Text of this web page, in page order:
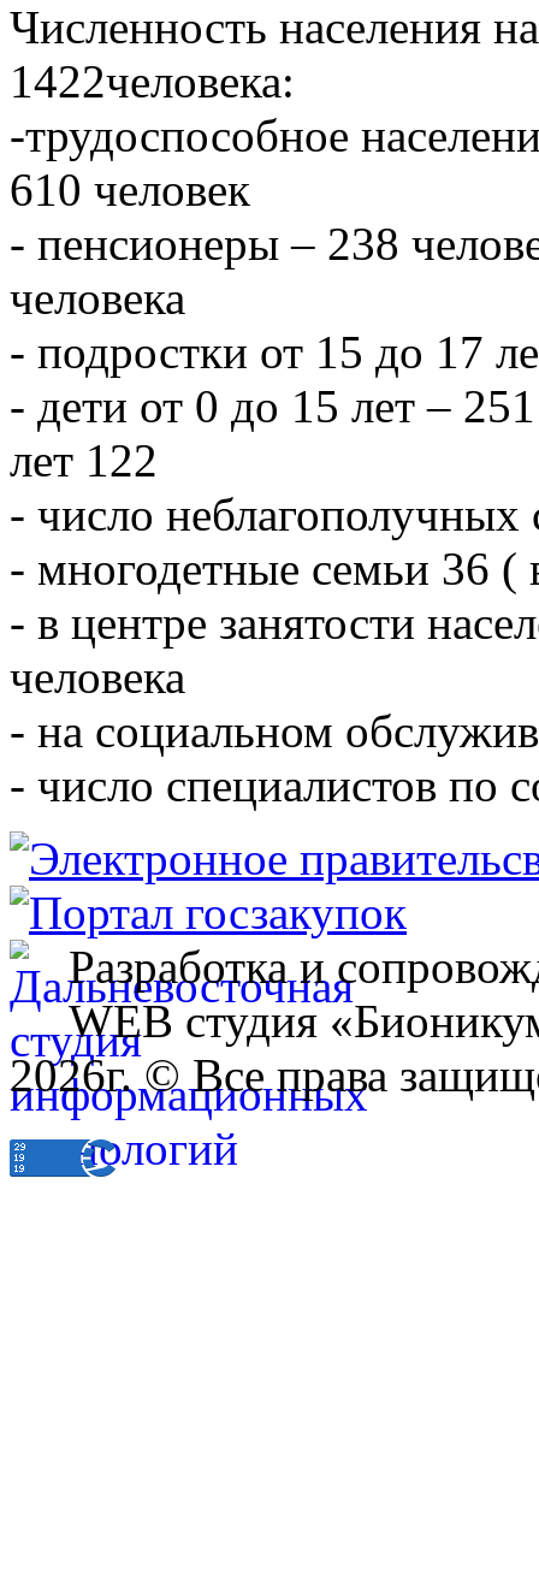
Численность населения
1422человека:
-трудоспособное
610 человек
- пенсионеры – 238
человека
- подростки от 15 до 17
- дети от 0 до 15 лет –
лет 122
- число
- многодетные семьи 36 (
- в центре занятости
человека
- на социальном
- число специалистов по
Разработка и
WEB студия
2026г. © Все права